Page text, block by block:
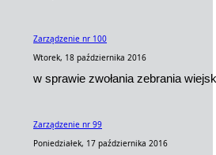
Zarządzenie nr 100
Wtorek, 18 października 2016
w sprawie zwołania zebrania
Zarządzenie nr 99
Poniedziałek, 17 października 2016